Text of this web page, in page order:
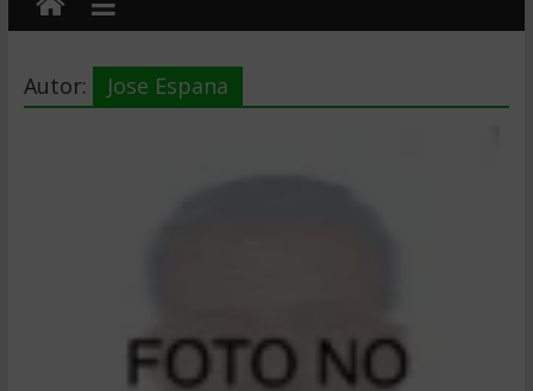
Autor: Jose Espana